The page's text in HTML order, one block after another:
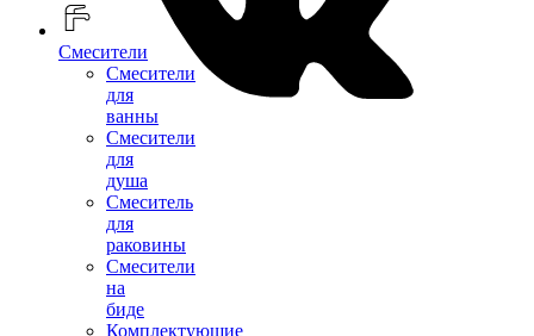
Смесители
Смесители
для
ванны
Смесители
для
душа
Смеситель
для
раковины
Смесители
на
биде
Комплектующие